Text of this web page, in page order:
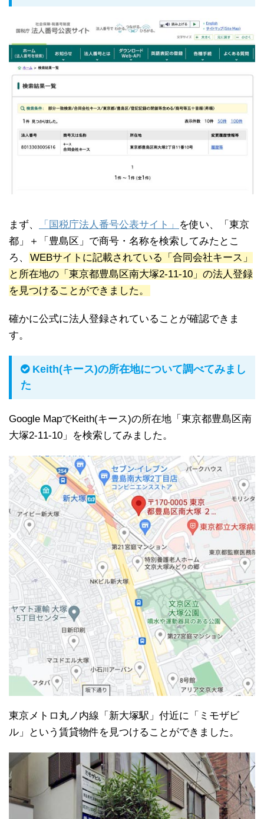
まず、 「国税庁法人番号公表サイト」
を使い、「東京
都」＋「豊島区」で商号・名称を検索してみたとこ
ろ、
WEBサイトに記載されている「合同会社キース」
と所在地の「東京都豊島区南大塚2-11-10」の法人登録
を見つけることができました。
確かに公式に法人登録されていることが確認できま
す。
Keith(キース)の所在地について調べてみまし
た
Google MapでKeith(キース)の所在地「東京都豊島区南
大塚2-11-10」を検索してみました。
東京メトロ丸ノ内線「新大塚駅」付近に「ミモザビ
ル」という賃貸物件を見つけることができました。